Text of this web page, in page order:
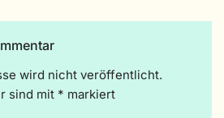
wird nicht veröffentlicht.
sind mit * markiert